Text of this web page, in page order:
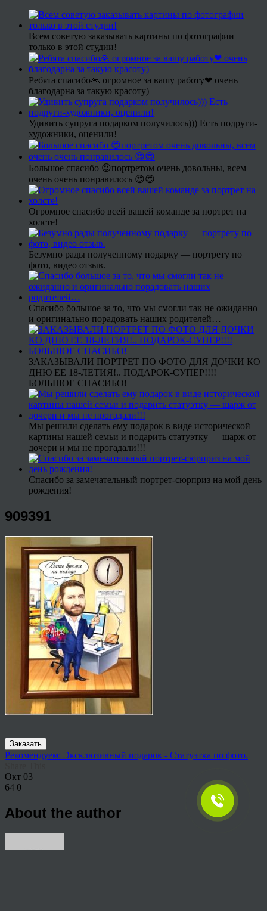
Всем советую заказывать картины по фотографии
только в этой студии!
Ребята спасибо🙏 огромное за вашу работу❤ очень
благодарна за такую красоту)
Удивить супруга подарком получилось))) Есть подруги-
художники, оценили!
Большое спасибо 😍портретом очень довольны, всем
очень очень понравилось 😍😍
Огромное спасибо всей вашей команде за портрет на
холсте!
Безумно рады полученному подарку — портрету по
фото, видео отзыв.
Спасибо большое за то, что мы смогли так не ожиданно
и оригинально порадовать наших родителей…
ЗАКАЗЫВАЛИ ПОРТРЕТ ПО ФОТО ДЛЯ ДОЧКИ КО
ДНЮ ЕЕ 18-ЛЕТИЯ!.. ПОДАРОК-СУПЕР!!!!
БОЛЬШОЕ СПАСИБО!
Мы решили сделать ему подарок в виде исторической
картины нашей семьи и подарить статуэтку — шарж от
дочери и мы не прогадали!!!
Спасибо за замечательный портрет-сюрприз на мой день
рождения!
909391
Заказать
Рекомендуем: Эксклюзивный подарок - Статуэтка по фото.
Окт 03
64 0
About the author